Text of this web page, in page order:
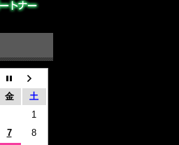
金
土
1
7
8